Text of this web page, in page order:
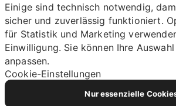
Einige sind technisch notwendig,
sicher und zuverlässig funktioniert.
für Statistik und Marketing
Einwilligung. Sie können Ihre
anpassen.
Cookie-Einstellungen
Nur essenzielle